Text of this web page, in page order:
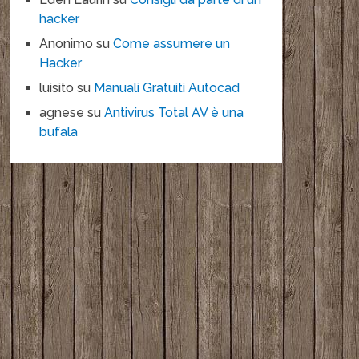
hacker
Anonimo suCome assumere un
Hacker
luisito su Manuali Gratuiti Autocad
agnese suAntivirus Total AV è una
bufala